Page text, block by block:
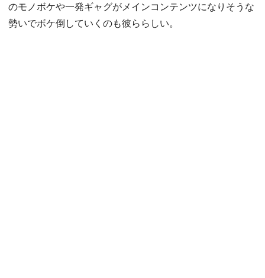
のモノボケや一発ギャグがメインコンテンツになりそうな
勢いでボケ倒していくのも彼ららしい。